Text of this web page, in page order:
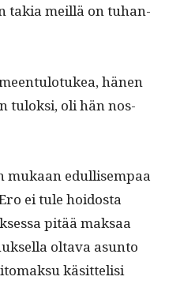
takia meil­lä on tuhan­
hänen
tulok­si, oli hän nos­
mukaan edullisem­paa
ei tule hoi­dos­ta
pitää mak­saa
olta­va asun­to
käsit­telisi